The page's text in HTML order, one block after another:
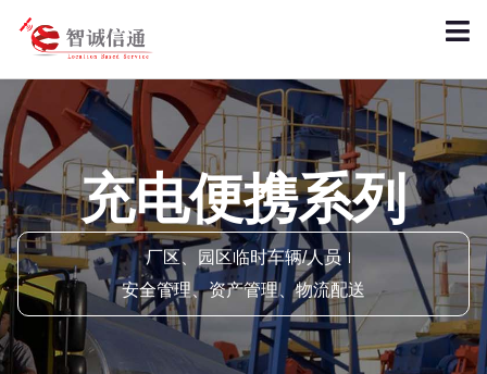
充电便携系列
厂区、园区临时车辆/人员
安全管理、资产管理、物流配送